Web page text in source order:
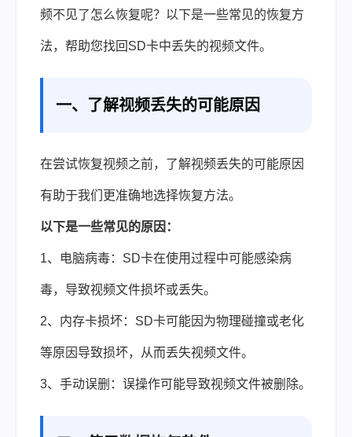
频不见了怎么恢复呢？以下是一些常见的恢复方
法，帮助您找回SD卡中丢失的视频文件。
一、了解视频丢失的可能原因
在尝试恢复视频之前，了解视频丢失的可能原因
有助于我们更准确地选择恢复方法。
以下是一些常见的原因：
1、电脑病毒：SD卡在使用过程中可能感染病
毒，导致视频文件损坏或丢失。
2、内存卡损坏：SD卡可能因为物理碰撞或老化
等原因导致损坏，从而丢失视频文件。
3、手动误删：误操作可能导致视频文件被删除。